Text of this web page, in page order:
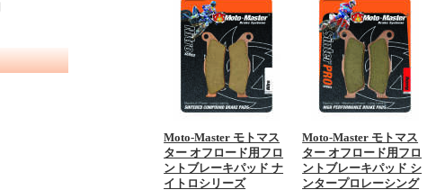
Moto-Master モトマス
ター オフロード用フロ
ントブレーキパッド ナ
イトロシリーズ
Moto-Master モトマス
ター オフロード用フロ
ントブレーキパッド シ
ンタープロレーシング